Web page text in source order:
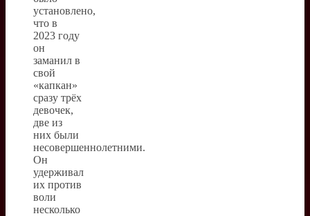
установлено,
что в
2023 году
он
заманил в
свой
«капкан»
сразу трёх
девочек,
две из
них были
несовершеннолетними.
Он
удерживал
их против
воли
несколько